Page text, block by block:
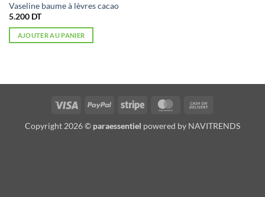
Vaseline baume à lèvres cacao
5.200 DT
AJOUTER AU PANIER
Visa PayPal Stripe MasterCard
Delivery
Copyright 2026 © paraessentiel powered by NAVITRENDS